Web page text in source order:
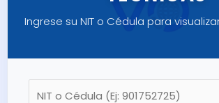
Ingrese su NIT o Cédula para